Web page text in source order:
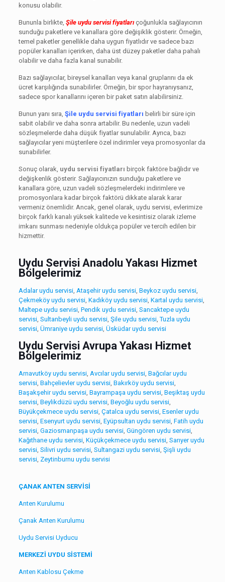
konusu olabilir.
Bununla birlikte, Şile uydu servisi fiyatlarıçoğunlukla sağlayıcının
sunduğu paketlere ve kanallara göre değişiklik gösterir. Örneğin,
temel paketler genellikle daha uygun fiyatlıdır ve sadece bazı
popüler kanalları içerirken, daha üst düzey paketler daha pahalı
olabilir ve daha fazla kanal sunabilir.
Bazı sağlayıcılar, bireysel kanalları veya kanal gruplarını da ek
ücret karşılığında sunabilirler. Örneğin, bir spor hayranıysanız,
sadece spor kanallarını içeren bir paket satın alabilirsiniz.
Bunun yanı sıra, Şile uydu servisi fiyatları belirli bir süre için
sabit olabilir ve daha sonra artabilir. Bu nedenle, uzun vadeli
sözleşmelerde daha düşük fiyatlar sunulabilir. Ayrıca, bazı
sağlayıcılar yeni müşterilere özel indirimler veya promosyonlar da
sunabilirler.
Sonuç olarak, uydu servisi fiyatları birçok faktöre bağlıdır ve
değişkenlik gösterir. Sağlayıcınızın sunduğu paketlere ve
kanallara göre, uzun vadeli sözleşmelerdeki indirimlere ve
promosyonlara kadar birçok faktörü dikkate alarak karar
vermeniz önemlidir. Ancak, genel olarak, uydu servisi, evlerimize
birçok farklı kanalı yüksek kalitede ve kesintisiz olarak izleme
imkanı sunması nedeniyle oldukça popüler ve tercih edilen bir
hizmettir.
Uydu Servisi Anadolu Yakası Hizmet
Bölgelerimiz
Adalar uydu servisi, Ataşehir uydu servisi, Beykoz uydu servisi,
Çekmeköy uydu servisi, Kadıköy uydu servisi, Kartal uydu servisi,
Maltepe uydu servisi, Pendik uydu servisi, Sancaktepe uydu
servisi, Sultanbeyli uydu servisi, Şile uydu servisi,Tuzla uydu
servisi, Ümraniye uydu servisi, Üsküdar uydu servisi
Uydu Servisi Avrupa Yakası Hizmet
Bölgelerimiz
Arnavutköy uydu servisi, Avcılar uydu servisi, Bağcılar uydu
servisi, Bahçelievler uydu servisi, Bakırköy uydu servisi,
Başakşehir uydu servisi, Bayrampaşa uydu servisi, Beşiktaş uydu
servisi, Beylikdüzü uydu servisi, Beyoğlu uydu servisi,
Büyükçekmece uydu servisi, Çatalca uydu servisi, Esenler uydu
servisi, Esenyurt uydu servisi, Eyüpsultan uydu servisi, Fatih uydu
servisi, Gaziosmanpaşa uydu servisi, Güngören uydu servisi,
Kağıthane uydu servisi, Küçükçekmece uydu servisi, Sarıyer uydu
servisi, Silivri uydu servisi, Sultangazi uydu servisi, Şişli uydu
servisi, Zeytinburnu uydu servisi
ÇANAK ANTEN SERVİSİ
Anten Kurulumu
Çanak Anten Kurulumu
Uydu Servisi Uyducu
MERKEZİ UYDU SİSTEMİ
Anten Kablosu Çekme